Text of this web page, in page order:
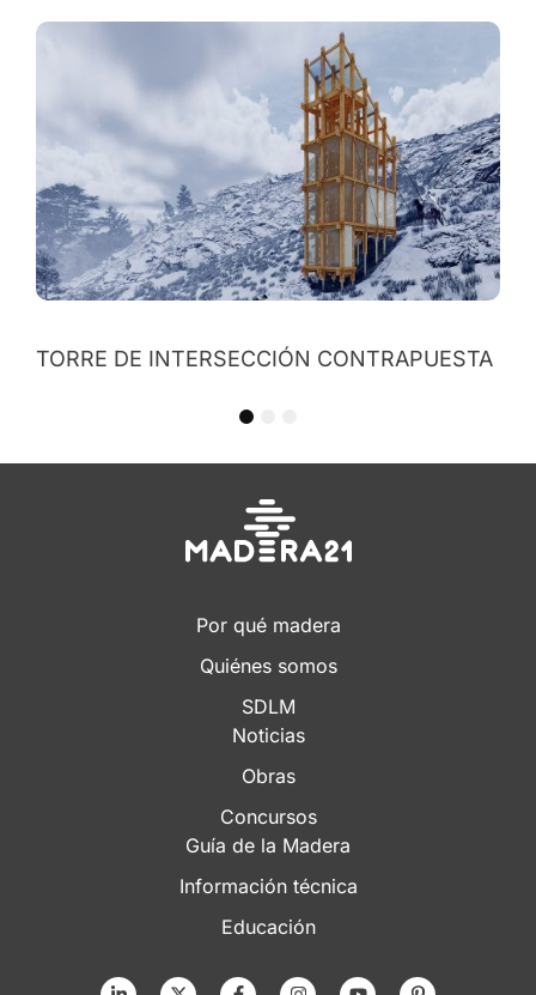
TORRE DE INTERSECCIÓN CONTRAPUESTA
Por qué madera
Quiénes somos
SDLM
Noticias
Obras
Concursos
Guía de la Madera
Información técnica
Educación